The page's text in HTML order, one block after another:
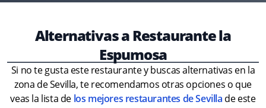
Alternativas a Restaurante la
Espumosa
Si no te gusta este restaurante y buscas alternativas en la
zona de Sevilla, te recomendamos otras opciones o que
veas la lista de los mejores restaurantes de Sevilla de este